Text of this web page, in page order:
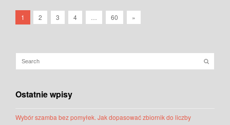
1 2 3 4 60 »
Ostatnie wpisy
Wybór szamba bez pomyłek. Jak dopasować zbiornik do liczby